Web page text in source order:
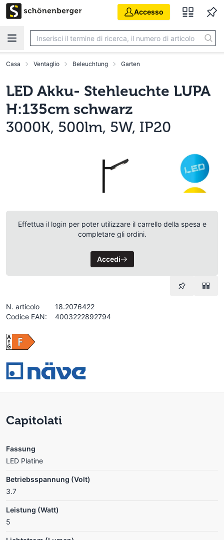
Vai al contenuto principale
Accesso
Casa Ventaglio Beleuchtung Garten
LED Akku- Stehleuchte LUPA
H:135cm schwarz
3000K, 500lm, 5W, IP20
Effettua il login per poter utilizzare il carrello della spesa e
completare gli ordini.
Accedi
N. articolo
18.2076422
Codice EAN:
4003222892794
Capitolati
Fassung
LED Platine
Betriebsspannung (Volt)
3.7
Leistung (Watt)
5